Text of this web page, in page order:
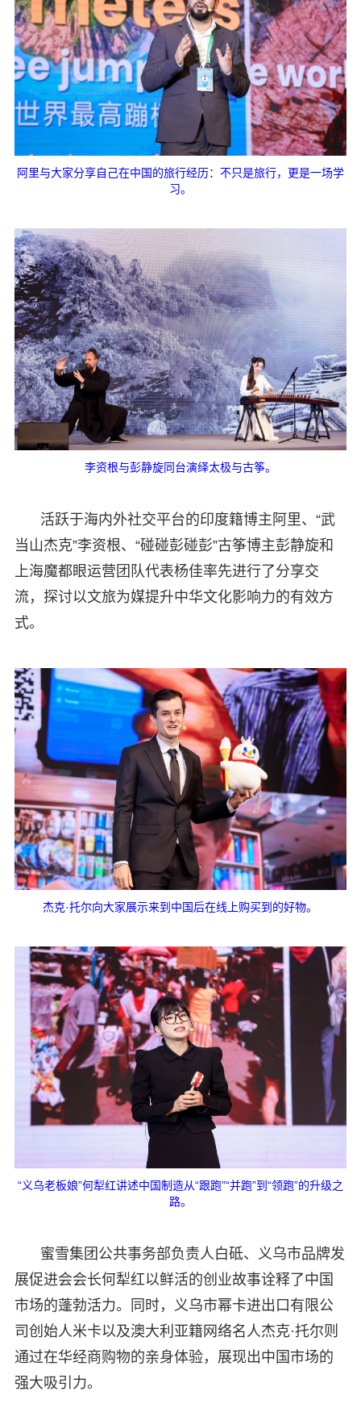
阿里与大家分享自己在中国的旅行经历：不只是旅行，更是一场学
习。
李资根与彭静旋同台演绎太极与古筝。
活跃于海内外社交平台的印度籍博主阿里、“武
当山杰克”李资根、“碰碰彭碰彭”古筝博主彭静旋和
上海魔都眼运营团队代表杨佳率先进行了分享交
流，探讨以文旅为媒提升中华文化影响力的有效方
式。
杰克·托尔向大家展示来到中国后在线上购买到的好物。
“义乌老板娘”何犁红讲述中国制造从“跟跑”“并跑”到“领跑”的升级之
路。
蜜雪集团公共事务部负责人白砥、义乌市品牌发
展促进会会长何犁红以鲜活的创业故事诠释了中国
市场的蓬勃活力。同时，义乌市幂卡进出口有限公
司创始人米卡以及澳大利亚籍网络名人杰克·托尔则
通过在华经商购物的亲身体验，展现出中国市场的
强大吸引力。